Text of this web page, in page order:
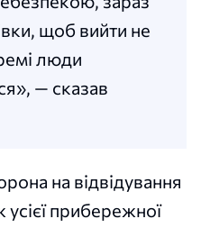
щоб вийти не
люди
— сказав
на відвідування
прибережної